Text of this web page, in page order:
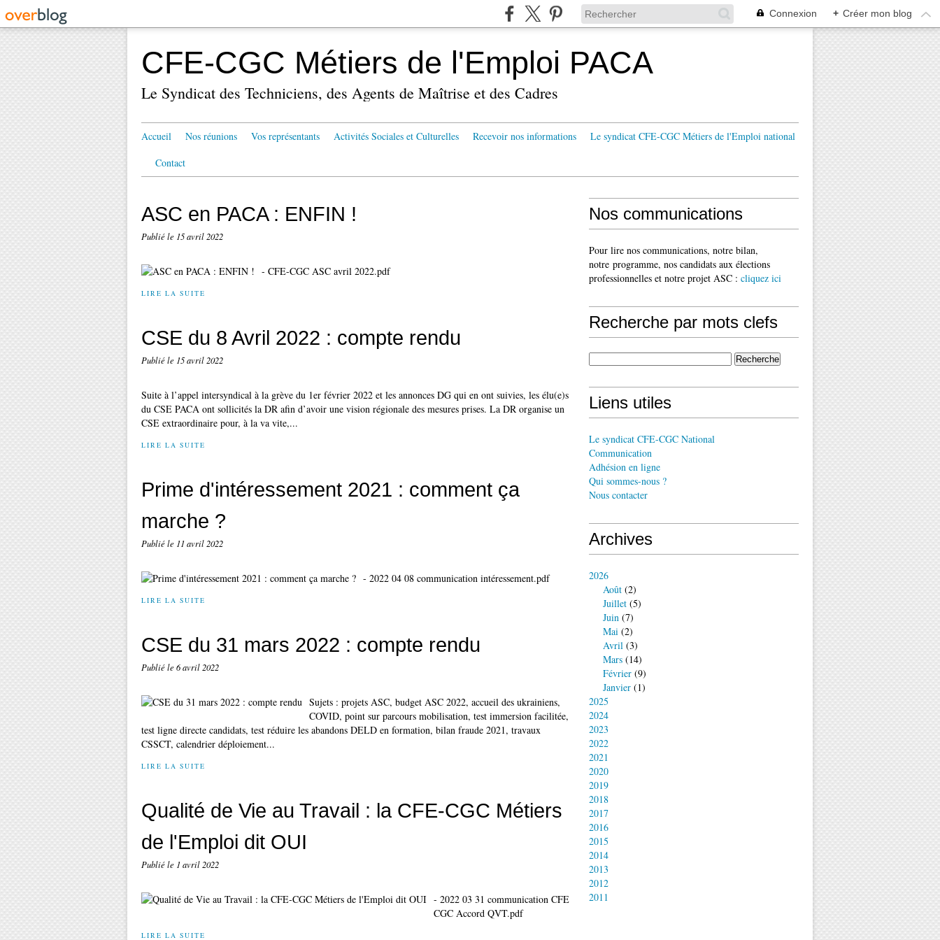
Connexion + Créer mon blog
CFE-CGC Métiers de l'Emploi PACA
Le Syndicat des Techniciens, des Agents de Maîtrise et des Cadres
Accueil Nos réunions Vos représentants Activités Sociales et Culturelles Recevoir nos informations
Le syndicat CFE-CGC Métiers de l'Emploi national
Contact
ASC en PACA : ENFIN !
Publié le 15 avril 2022
- CFE-CGC ASC avril 2022.pdf
LIRE LA SUITE
CSE du 8 Avril 2022 : compte rendu
Publié le 15 avril 2022
Suite à l’appel intersyndical à la grève du 1er février 2022 et les annonces DG qui en ont suivies, les élu(e)s
du CSE PACA ont sollicités la DR afin d’avoir une vision régionale des mesures prises. La DR organise un
CSE extraordinaire pour, à la va vite,...
LIRE LA SUITE
Prime d'intéressement 2021 : comment ça
marche ?
Publié le 11 avril 2022
- 2022 04 08 communication intéressement.pdf
LIRE LA SUITE
CSE du 31 mars 2022 : compte rendu
Publié le 6 avril 2022
Sujets : projets ASC, budget ASC 2022, accueil des ukrainiens,
COVID, point sur parcours mobilisation, test immersion facilitée,
test ligne directe candidats, test réduire les abandons DELD en formation, bilan fraude 2021, travaux
CSSCT, calendrier déploiement...
LIRE LA SUITE
Qualité de Vie au Travail : la CFE-CGC Métiers
de l'Emploi dit OUI
Publié le 1 avril 2022
- 2022 03 31 communication CFE
CGC Accord QVT.pdf
LIRE LA SUITE
Nos communications
Pour lire nos communications, notre bilan,
notre programme, nos candidats aux élections
professionnelles et notre projet ASC : cliquez ici
Recherche par mots clefs
Liens utiles
Le syndicat CFE-CGC National
Communication
Adhésion en ligne
Qui sommes-nous ?
Nous contacter
Archives
2026
Août (2)
Juillet (5)
Juin (7)
Mai (2)
Avril (3)
Mars (14)
Février (9)
Janvier (1)
2025
2024
2023
2022
2021
2020
2019
2018
2017
2016
2015
2014
2013
2012
2011